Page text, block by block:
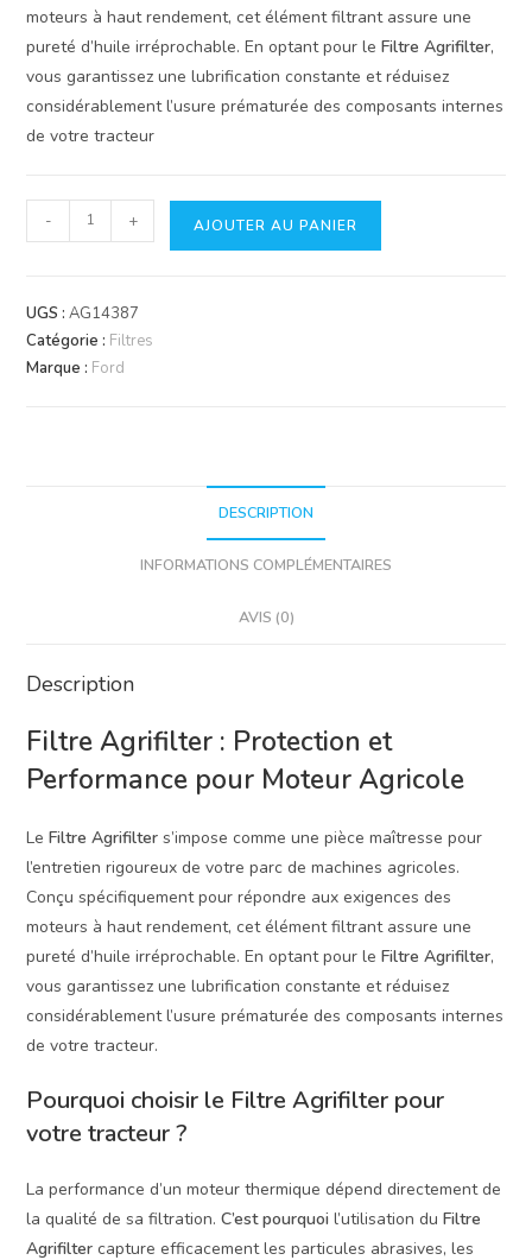
moteurs à haut rendement, cet élément filtrant assure une
pureté d’huile irréprochable. En optant pour leFiltre Agrifilter,
vous garantissez une lubrification constante et réduisez
considérablement l’usure prématurée des composants internes
de votre tracteur
quantité
de
Agrifilter
-
Filtre
- + AJOUTER AU PANIER
UGS :AG14387
Catégorie : Filtres
Marque : Ford
DESCRIPTION
INFORMATIONS COMPLÉMENTAIRES
AVIS (0)
Description
Filtre Agrifilter : Protection et
Performance pour Moteur Agricole
LeFiltre Agrifilter s’impose comme une pièce maîtresse pour
l’entretien rigoureux de votre parc de machines agricoles.
Conçu spécifiquement pour répondre aux exigences des
moteurs à haut rendement, cet élément filtrant assure une
pureté d’huile irréprochable. En optant pour leFiltre Agrifilter,
vous garantissez une lubrification constante et réduisez
considérablement l’usure prématurée des composants internes
de votre tracteur.
Pourquoi choisir le Filtre Agrifilter pour
votre tracteur ?
La performance d’un moteur thermique dépend directement de
la qualité de sa filtration.C’est pourquoi l’utilisation duFiltre
Agrifilter capture efficacement les particules abrasives, les